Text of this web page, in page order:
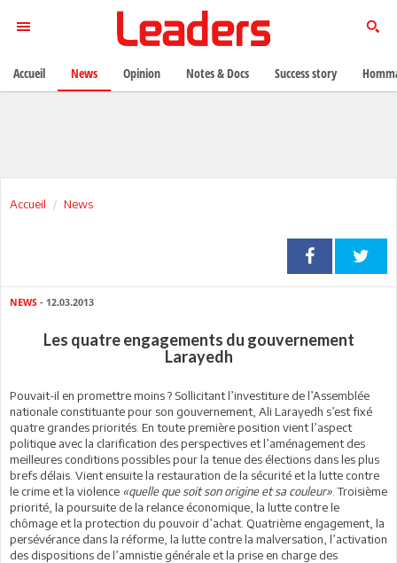
Accueil News
NEWS - 12.03.2013
Les quatre engagements du gouvernement
Larayedh
Pouvait-il en promettre moins ? Sollicitant l’investiture de l’Assemblée
nationale constituante pour son gouvernement, Ali Larayedh s’est fixé
quatre grandes priorités. En toute première position vient l’aspect
politique avec la clarification des perspectives et l’aménagement des
meilleures conditions possibles pour la tenue des élections dans les plus
brefs délais. Vient ensuite la restauration de la sécurité et la lutte contre
le crime et la violence «quelle que soit son origine et sa couleur» . Troisième
priorité, la poursuite de la relance économique, la lutte contre le
chômage et la protection du pouvoir d’achat. Quatrième engagement, la
persévérance dans la réforme, la lutte contre la malversation, l’activation
des dispositions de l’amnistie générale et la prise en charge des
Accueil News Opinion Notes & Docs Success story